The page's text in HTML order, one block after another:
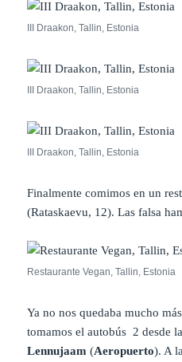
III Draakon, Tallin, Estonia
III Draakon, Tallin, Estonia
III Draakon, Tallin, Estonia
Finalmente comimos en un
(Rataskaevu, 12). Las falsa
Restaurante Vegan, Tallin, Estonia
Ya no nos quedaba mucho
tomamos el autobús 2 desde
Lennujaam (Aeropuerto). A